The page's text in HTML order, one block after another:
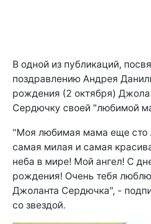
В одной из публикаций,
поздравлению Андрея
рождения (2 октября)
Сердючку своей "любимой
"Моя любимая мама еще сто
самая милая и самая
неба в мире! Мой ангел! С
рождения! Очень тебя
Джоланта Сердючка", -
со звездой.